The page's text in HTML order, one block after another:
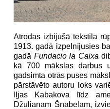
Atrodas izbijušā tekstila
1913. gadā izpelnījusies
gadā Fundacio la Caixa
kā 700 mākslas darbus
gadsimta otrās puses
pārstāvēto autoru loks
Iļjas Kabakova līdz
Džūlianam Šnābelam,